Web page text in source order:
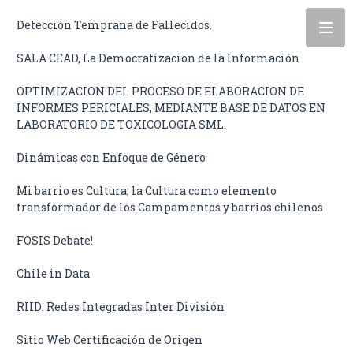
Detección Temprana de Fallecidos.
SALA CEAD, La Democratizacion de la Información
OPTIMIZACION DEL PROCESO DE ELABORACION DE
INFORMES PERICIALES, MEDIANTE BASE DE DATOS EN
LABORATORIO DE TOXICOLOGIA SML.
Dinámicas con Enfoque de Género
Mi barrio es Cultura; la Cultura como elemento
transformador de los Campamentos y barrios chilenos
FOSIS Debate!
Chile in Data
RIID: Redes Integradas Inter División
Sitio Web Certificación de Origen